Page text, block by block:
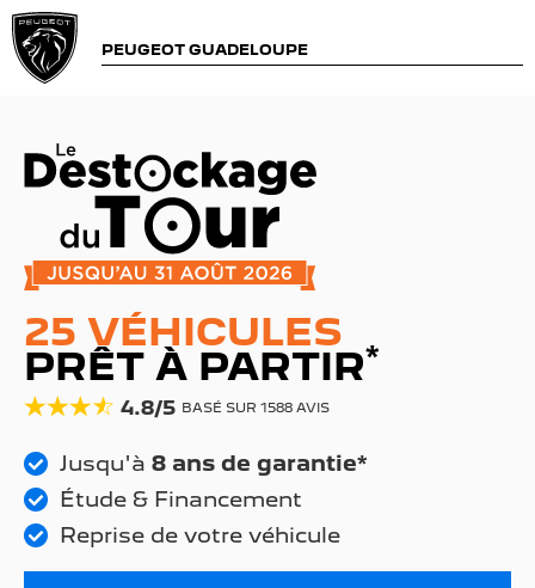
PEUGEOT GUADELOUPE
25 VÉHICULES
PRÊT À PARTIR*
4.8/5 BASÉ SUR 1588 AVIS
Jusqu'à 8 ans de garantie*
Étude & Financement
Reprise de votre véhicule